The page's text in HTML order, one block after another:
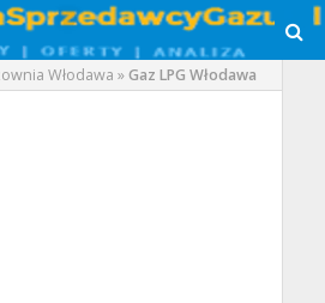
Włodawa »Gaz LPG Włodawa